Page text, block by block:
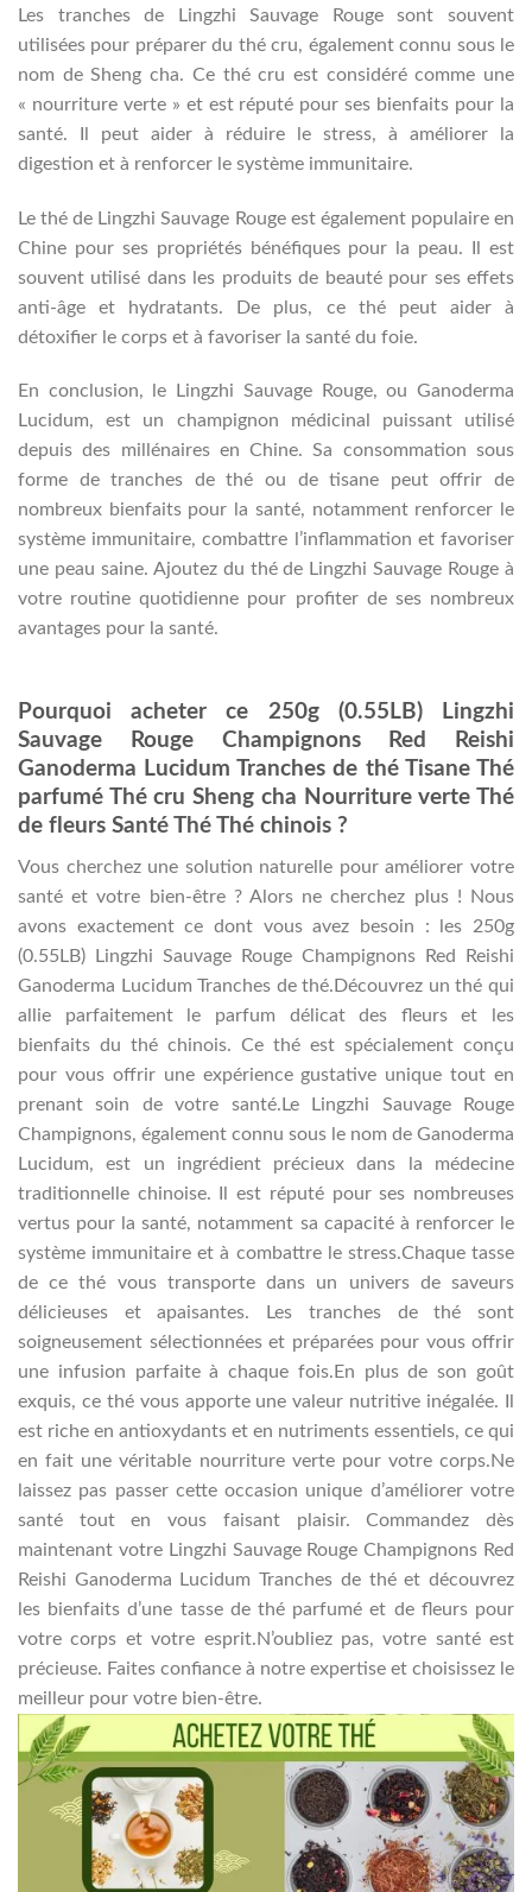
Les tranches de Lingzhi Sauvage Rouge sont souvent
utilisées pour préparer du thé cru, également connu sous le
nom de Sheng cha. Ce thé cru est considéré comme une
« nourriture verte » et est réputé pour ses bienfaits pour la
santé. Il peut aider à réduire le stress, à améliorer la
digestion et à renforcer le système immunitaire.
Le thé de Lingzhi Sauvage Rouge est également populaire en
Chine pour ses propriétés bénéfiques pour la peau. Il est
souvent utilisé dans les produits de beauté pour ses effets
anti-âge et hydratants. De plus, ce thé peut aider à
détoxifier le corps et à favoriser la santé du foie.
En conclusion, le Lingzhi Sauvage Rouge, ou Ganoderma
Lucidum, est un champignon médicinal puissant utilisé
depuis des millénaires en Chine. Sa consommation sous
forme de tranches de thé ou de tisane peut offrir de
nombreux bienfaits pour la santé, notamment renforcer le
système immunitaire, combattre l’inflammation et favoriser
une peau saine. Ajoutez du thé de Lingzhi Sauvage Rouge à
votre routine quotidienne pour profiter de ses nombreux
avantages pour la santé.
Pourquoi acheter ce 250g (0.55LB) Lingzhi
Sauvage Rouge Champignons Red Reishi
Ganoderma Lucidum Tranches de thé Tisane Thé
parfumé Thé cru Sheng cha Nourriture verte Thé
de fleurs Santé Thé Thé chinois ?
Vous cherchez une solution naturelle pour améliorer votre
santé et votre bien-être ? Alors ne cherchez plus ! Nous
avons exactement ce dont vous avez besoin : les 250g
(0.55LB) Lingzhi Sauvage Rouge Champignons Red Reishi
Ganoderma Lucidum Tranches de thé.Découvrez un thé qui
allie parfaitement le parfum délicat des fleurs et les
bienfaits du thé chinois. Ce thé est spécialement conçu
pour vous offrir une expérience gustative unique tout en
prenant soin de votre santé.Le Lingzhi Sauvage Rouge
Champignons, également connu sous le nom de Ganoderma
Lucidum, est un ingrédient précieux dans la médecine
traditionnelle chinoise. Il est réputé pour ses nombreuses
vertus pour la santé, notamment sa capacité à renforcer le
système immunitaire et à combattre le stress.Chaque tasse
de ce thé vous transporte dans un univers de saveurs
délicieuses et apaisantes. Les tranches de thé sont
soigneusement sélectionnées et préparées pour vous offrir
une infusion parfaite à chaque fois.En plus de son goût
exquis, ce thé vous apporte une valeur nutritive inégalée. Il
est riche en antioxydants et en nutriments essentiels, ce qui
en fait une véritable nourriture verte pour votre corps.Ne
laissez pas passer cette occasion unique d’améliorer votre
santé tout en vous faisant plaisir. Commandez dès
maintenant votre Lingzhi Sauvage Rouge Champignons Red
Reishi Ganoderma Lucidum Tranches de thé et découvrez
les bienfaits d’une tasse de thé parfumé et de fleurs pour
votre corps et votre esprit.N’oubliez pas, votre santé est
précieuse. Faites confiance à notre expertise et choisissez le
meilleur pour votre bien-être.